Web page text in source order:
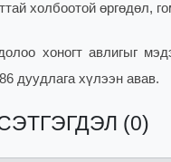
холбоотой өргөдөл,
хоногт авлигыг
дуудлага хүлээн авав.
(0)